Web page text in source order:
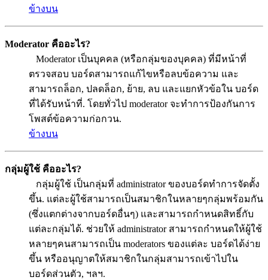
ข้างบน
Moderator คืออะไร?
Moderator เป็นบุคคล (หรือกลุ่มของบุคคล) ที่มีหน้าที่
ตรวจสอบ บอร์ดสามารถแก้ไขหรือลบข้อความ และ
สามารถล็อก, ปลดล็อก, ย้าย, ลบ และแยกหัวข้อใน บอร์ด
ที่ได้รับหน้าที่. โดยทั่วไป moderator จะทำการป้องกันการ
โพสต์ข้อความก่อกวน.
ข้างบน
กลุ่มผู้ใช้ คืออะไร?
กลุ่มผู้ใช้ เป็นกลุ่มที่ administrator ของบอร์ดทำการจัดตั้ง
ขึ้น. แต่ละผู้ใช้สามารถเป็นสมาชิกในหลายๆกลุ่มพร้อมกัน
(ซึ่งแตกต่างจากบอร์ดอื่นๆ) และสามารถกำหนดสิทธิ์กับ
แต่ละกลุ่มได้. ช่วยให้ administrator สามารถกำหนดให้ผู้ใช้
หลายๆคนสามารถเป็น moderators ของแต่ละ บอร์ดได้ง่าย
ขึ้น หรืออนุญาตให้สมาชิกในกลุ่มสามารถเข้าไปใน
บอร์ดส่วนตัว, ฯลฯ.